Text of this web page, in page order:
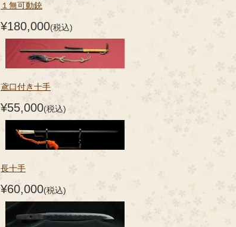
１無可動銃
¥180,000(税込)
鳶口付き十手
¥55,000(税込)
長十手
¥60,000(税込)